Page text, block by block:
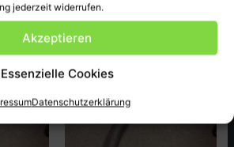
jederzeit widerrufen.
Akzeptieren
Essenzielle Cookies
Datenschutzerklärung